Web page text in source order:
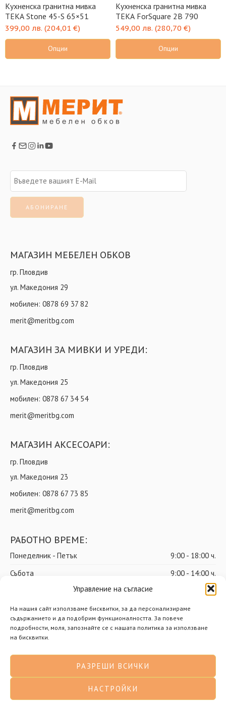
Управление на съгласие
На нашия сайт използваме бисквитки, за да персонализираме
съдържанието и да подобрим функционалността. За повече
подробности, моля, запознайте се с нашата политика за използване
на бисквитки.
РАЗРЕШИ ВСИЧКИ
НАСТРОЙКИ
Кухненска гранитна мивка
TEKA Stone 45-S 65×51
399,00 лв. (204,01 €)
Опции
Кухненска гранитна мивка
TEKA ForSquare 2B 790
549,00 лв. (280,70 €)
Опции
МАГАЗИН МЕБЕЛЕН ОБКОВ
гр. Пловдив
ул. Македония 29
мобилен: 0878 69 37 82
merit@meritbg.com
МАГАЗИН ЗА МИВКИ И УРЕДИ:
гр. Пловдив
ул. Македония 25
мобилен: 0878 67 34 54
merit@meritbg.com
МАГАЗИН АКСЕСОАРИ:
гр. Пловдив
ул. Македония 23
мобилен: 0878 67 73 85
merit@meritbg.com
РАБОТНО ВРЕМЕ:
Понеделник - Петък
9:00 - 18:00 ч.
Събота
9:00 - 14:00 ч.
почивен ден
© Мерит ООД – Всички права запазени
Доставки Общи условия
Политика за поверителност Политика за бисквитки
Разработено от Нимасистъмс